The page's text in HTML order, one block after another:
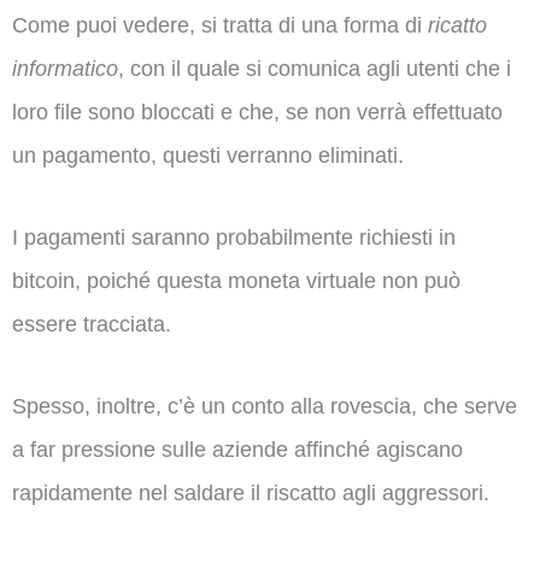
Come puoi vedere, si tratta di una forma di ricatto
informatico, con il quale si comunica agli utenti che i
loro file sono bloccati e che, se non verrà effettuato
un pagamento, questi verranno eliminati.
I pagamenti saranno probabilmente richiesti in
bitcoin, poiché questa moneta virtuale non può
essere tracciata.
Spesso, inoltre, c’è un conto alla rovescia, che serve
a far pressione sulle aziende affinché agiscano
rapidamente nel saldare il riscatto agli aggressori.